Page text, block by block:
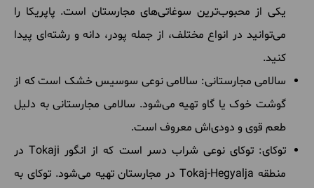
یکی از محبوب‌ترین سوغاتی‌های مجارستان است. پاپریکا را
می‌توانید در انواع مختلف، از جمله پودر، دانه و رشته‌ای پیدا
کنید.
سالامی مجارستانی: سالامی نوعی سوسیس خشک است که از
گوشت خوک یا گاو تهیه می‌شود. سالامی مجارستانی به دلیل
طعم قوی و دودی‌اش معروف است.
توکای: توکای نوعی شراب دسر است که از انگور Tokaji در
منطقه Tokaj-Hegyalja در مجارستان تهیه می‌شود. توکای به